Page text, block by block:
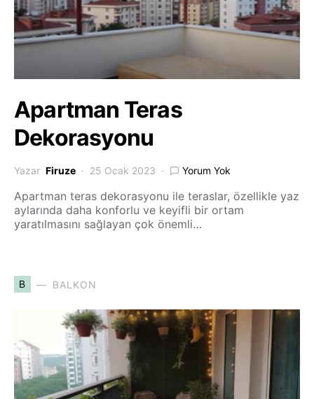
Apartman Teras
Dekorasyonu
Yazar Firuze 25 Ocak 2023 Yorum Yok
Apartman teras dekorasyonu ile teraslar, özellikle yaz
aylarında daha konforlu ve keyifli bir ortam
yaratılmasını sağlayan çok önemli…
B BALKON